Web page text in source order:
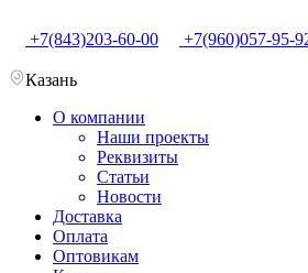
+7(843)203-60-00 +7(960)057-95-
Казань
О компании
Наши проекты
Реквизиты
Статьи
Новости
Доставка
Оплата
Оптовикам